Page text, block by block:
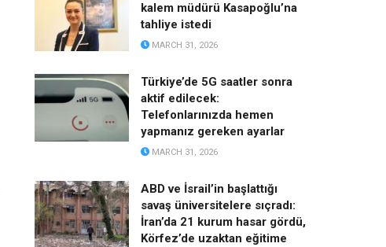
kalem müdürü Kasapoğlu’na
tahliye istedi
MARCH 31, 2026
Türkiye’de 5G saatler sonra
aktif edilecek:
Telefonlarınızda hemen
yapmanız gereken ayarlar
MARCH 31, 2026
ABD ve İsrail’in başlattığı
savaş üniversitelere sıçradı:
İran’da 21 kurum hasar gördü,
Körfez’de uzaktan eğitime